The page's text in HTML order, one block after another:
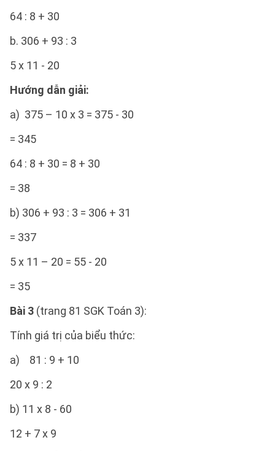
64 : 8 + 30
b. 306 + 93 : 3
5 x 11 - 20
Hướng dẫn giải:
a) 375 – 10 x 3 = 375 - 30
= 345
64 : 8 + 30 = 8 + 30
= 38
b) 306 + 93 : 3 = 306 + 31
= 337
5 x 11 – 20 = 55 - 20
= 35
Bài 3 (trang 81 SGK Toán 3):
Tính giá trị của biểu thức:
a) 81 : 9 + 10
20 x 9 : 2
b) 11 x 8 - 60
12 + 7 x 9